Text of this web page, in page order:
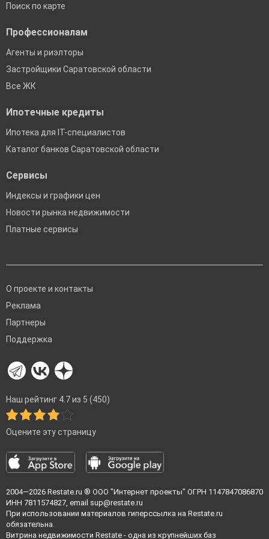
Поиск по карте
Профессионалам
Агенты и риэлторы
Застройщики Саратовской области
Все ЖК
Ипотечные кредиты
Ипотека для IT-специалистов
Каталог банков Саратовской области
Сервисы
Индексы и графики цен
Новости рынка недвижимости
Платные сервисы
О проекте и контакты
Реклама
Партнеры
Поддержка
Наш рейтинг 4.7 из 5 (450)
Оцените эту страницу
2004—2026 Restate.ru ® ООО "Интернет проекты" ОГРН 1147847086870
ИНН 7811574827, email sup@restate.ru
При использовании материалов гиперссылка на Restate.ru
обязательна.
Витрина недвижимости Restate - одна из крупнейших баз